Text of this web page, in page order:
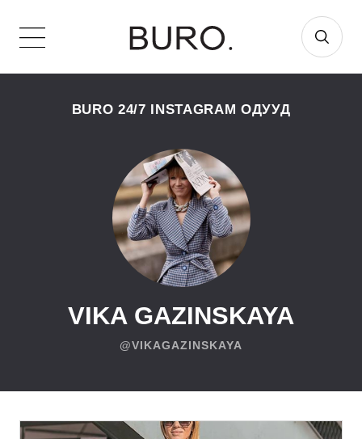
BURO 24/7 INSTAGRAM ОДУУД
VIKA GAZINSKAYA
@VIKAGAZINSKAYA